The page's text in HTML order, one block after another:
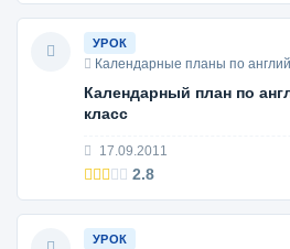
УРОК
Календарные планы по
Календарный план по
класс
17.09.2011
2.8
УРОК